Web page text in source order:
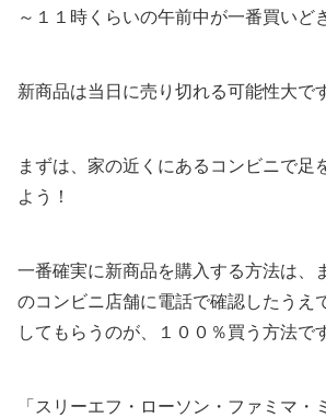
～１１時くらいの午前中が一番買いど
新商品は当日に売り切れる可能性大で
まずは、家の近くにあるコンビニで足
よう！
一番確実に新商品を購入する方法は、
のコンビニ店舗に電話で確認したうえ
してもらうのが、１００％買う方法で
「スリーエフ・ローソン・ファミマ・